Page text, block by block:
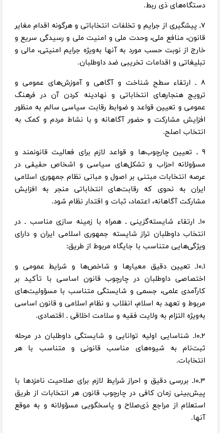
دستگاه‌های ذی ربط.
۷ـ پیشگیری از جرایم و تخلفات انتخاباتی و هرگونه اقدام مغایر
قانون، منافع ملی، وحدت ملی و امنیت ملی و رسیدگی سریع و
خارج از نوبت حسب مورد به آنها به‌ویژه جرایم امنیتی، مالی و
تبلیغاتی و اقدامات تخریبی ضد داوطلبان.
۸ ـ ارتقاء سطح شناخت و آگاهی و آموزش‌های عمومی و
ترویج هنجارهای انتخاباتی و نهادینه کردن آن در فرهنگ
عمومی و تعیین قواعد و ضوابط رقابت سیاسی سالم به منظور
افزایش مشارکت و حضور آگاهانه و با نشاط مردم و کمک به
انتخاب اصلح.
۹ ـ تعیین چارچوب‌ها و قواعد لازم برای فعالیت قانونمند و
مسؤولانه احزاب و تشکل‌های سیاسی و اشخاص حقیقی در
عرصه انتخابات مبتنی بر اصول و مبانی نظام جمهوری اسلامی
ایران به نحوی که رقابت‌های انتخاباتی منجر به افزایش
مشارکت آگاهانه، اعتماد، ثبات و اقتدار نظام شود.
۱۰ـ ارتقاء شایسته‌گزینی ـ همراه با زمینه سازی مناسب ـ در
انتخاب داوطلبان تراز شایسته جمهوری اسلامی ایران و دارای
ویژگی‌هایی متناسب با جایگاه مربوط از طریق:
۱ـ۱۰ـ تعیین دقیق معیارها و شاخص‌ها و شرایط عمومی و
اختصاصی داوطلبان در چارچوب قانون اساسی با تأکید بر
کارآمدی علمی، جسمی و شایستگی متناسب با مسؤولیت‌های
مربوط و تعهد به اسلام، انقلاب و نظام اسلامی و قانون اساسی
به‌ویژه التزام به ولایت فقیه و سلامت اخلاقی ـ اقتصادی.
۲ـ۱۰ـ شناسایی اولیه توانایی و شایستگی داوطلبان در مرحله
ثبت‌نام به شیوه‌های مناسب قانونی و متناسب با هر
انتخابات.
۳ـ۱۰ـ بررسی دقیق و احراز شرایط لازم برای صلاحیت نامزدها با
پیش‌بینی زمان کافی در چارچوب قانون هر انتخابات از طریق
استعلام از مراجع ذی‌صلاح و پاسخگویی مسؤولانه و به موقع
آنها.